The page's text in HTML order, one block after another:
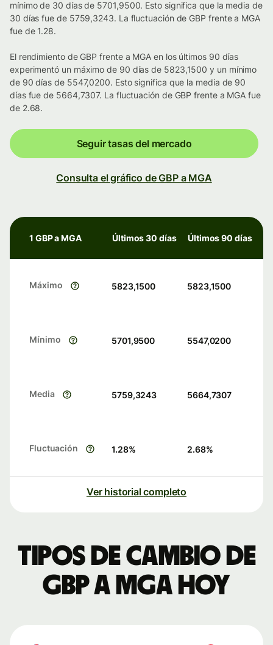
mínimo de 30 días de 5701,9500. Esto significa que la media de
30 días fue de 5759,3243. La fluctuación de GBP frente a MGA
fue de 1.28.
El rendimiento de GBP frente a MGA en los últimos 90 días
experimentó un máximo de 90 días de 5823,1500 y un mínimo
de 90 días de 5547,0200. Esto significa que la media de 90
días fue de 5664,7307. La fluctuación de GBP frente a MGA fue
de 2.68.
Seguir tasas del mercado
Consulta el gráfico de GBP a MGA
1 GBP a MGA Últimos 30 días Últimos 90 días
Máximo 5823,1500 5823,1500
Mínimo 5701,9500 5547,0200
Media 5759,3243 5664,7307
Fluctuación 1.28% 2.68%
Ver historial completo
Tipos de cambio de
GBP a MGA hoy